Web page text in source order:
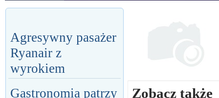
Agresywny pasażer
Ryanair z
wyrokiem
Gastronomia patrzy
Zobacz także